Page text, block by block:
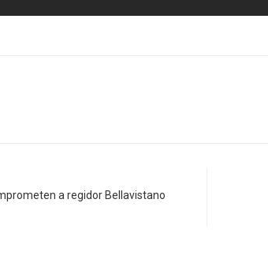
a regidor Bellavistano